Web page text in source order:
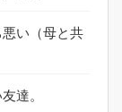
い（母と共
達。